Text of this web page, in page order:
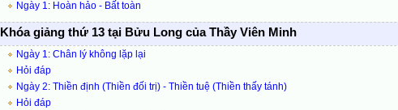
Ngày 1: Hoàn hảo - Bất toàn
Khóa giảng thứ 13 tại Bửu Long của Thầy Viên Minh
Ngày 1: Chân lý không lặp lại
Hỏi đáp
Ngày 2: Thiền định (Thiền đối trị) - Thiền tuệ (Thiền thấy tánh)
Hỏi đáp